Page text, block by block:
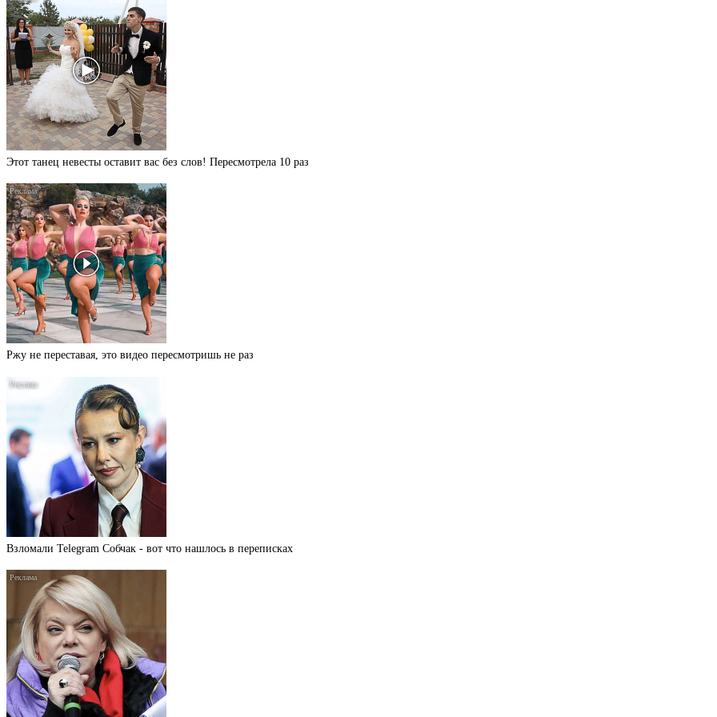
Этот танец невесты оставит вас без слов! Пересмотрела 10 раз
Ржу не переставая, это видео пересмотришь не раз
Взломали Telegram Собчак - вот что нашлось в переписках